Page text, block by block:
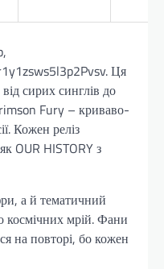
Ця
сирих синглів до
Fury – криваво-
Кожен реліз
OUR HISTORY з
а й тематичний
космічних мрій. Фани
на повторі, бо кожен